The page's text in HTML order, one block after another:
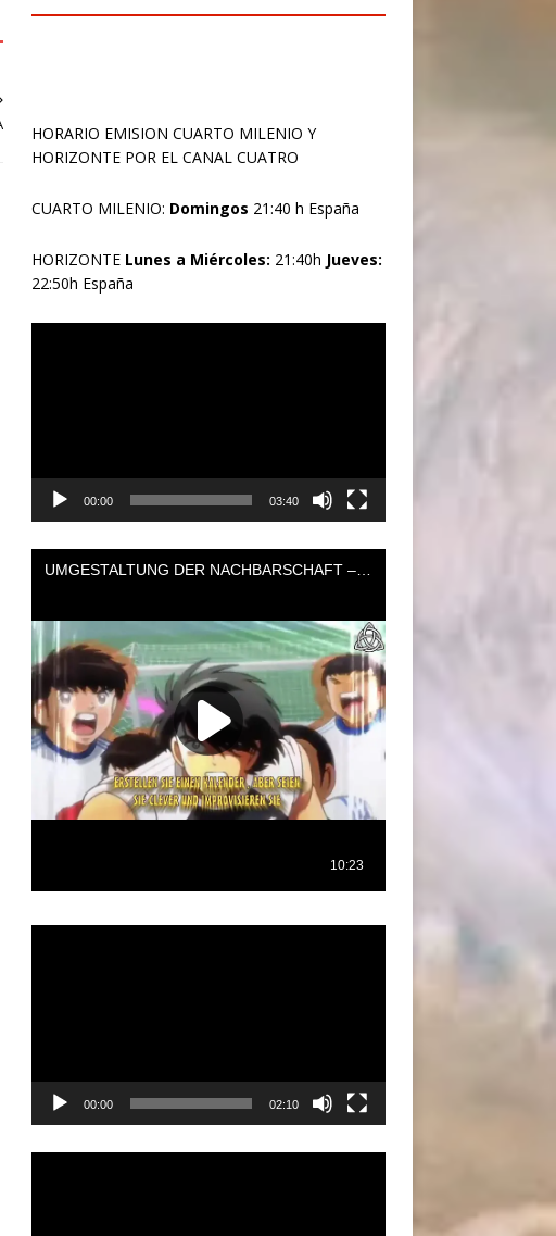
HORARIO EMISION CUARTO MILENIO Y
HORIZONTE POR EL CANAL CUATRO
CUARTO MILENIO: Domingos 21:40 h España
HORIZONTE Lunes a Miércoles: 21:40h Jueves:
22:50h España
00:00 03:40
00:00 02:10